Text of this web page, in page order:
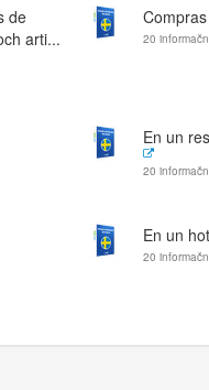
de
arti...
20
En un
20
En un
20